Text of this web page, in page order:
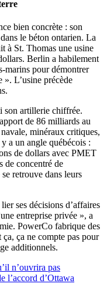
bien concrète : son
le béton ontarien. La
à St. Thomas une usine
Berlin a habilement
marins pour démontrer
L’usine précède
artillerie chiffrée.
de 86 milliards au
minéraux critiques,
a un angle québécois :
de dollars avec PMET
de concentré de
retrouve dans leurs
ses décisions d’affaires
entreprise privée », a
PowerCo fabrique des
ça ne compte pas pour
additionnels.
n’ouvrira pas
l’accord d’Ottawa